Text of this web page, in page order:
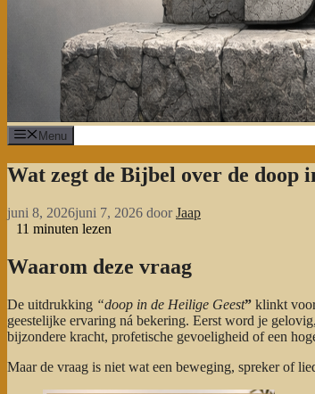
Menu
Wat zegt de Bijbel over de doop
juni 8, 2026juni 7, 2026 doorJaap
11 minuten lezen
Waarom deze vraag
De uitdrukking “doop in de Heilige Geest” klinkt
geestelijke ervaring ná bekering. Eerst word je
bijzondere kracht, profetische gevoeligheid of een
Maar de vraag is niet wat een beweging, spreker of